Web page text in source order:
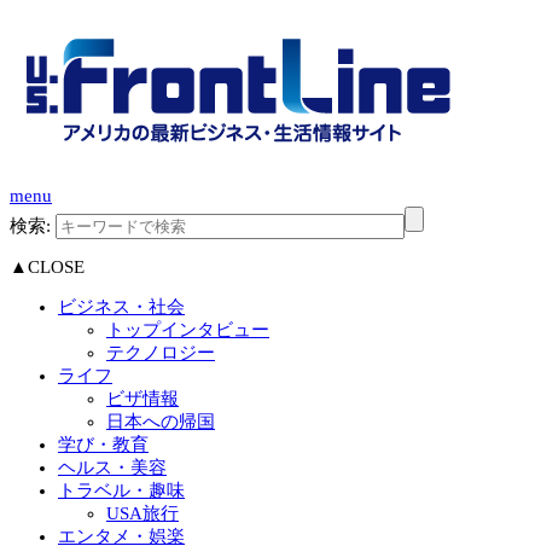
menu
検索:
▲CLOSE
ビジネス・社会
トップインタビュー
テクノロジー
ライフ
ビザ情報
日本への帰国
学び・教育
ヘルス・美容
トラベル・趣味
USA旅行
エンタメ・娯楽